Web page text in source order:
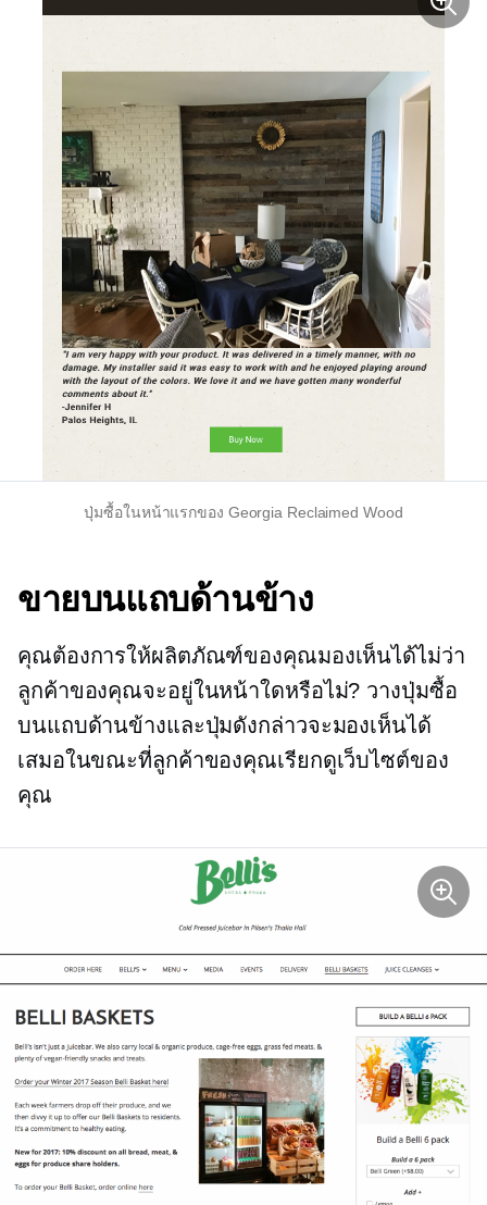
ปุ่มซื้อในหน้าแรกของ Georgia Reclaimed Wood
ขายบนแถบด้านข้าง
คุณต้องการให้ผลิตภัณฑ์ของคุณมองเห็นได้ไม่ว่า
ลูกค้าของคุณจะอยู่ในหน้าใดหรือไม่? วางปุ่มซื้อ
บนแถบด้านข้างและปุ่มดังกล่าวจะมองเห็นได้
เสมอในขณะที่ลูกค้าของคุณเรียกดูเว็บไซต์ของ
คุณ